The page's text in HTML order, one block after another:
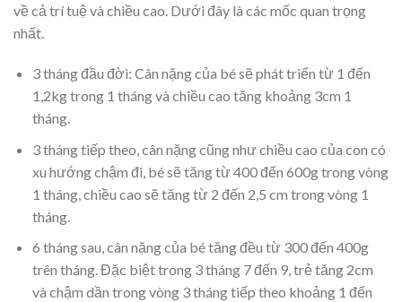
về cả trí tuệ và chiều cao. Dưới đây là các mốc quan trọng
nhất.
3 tháng đầu đời: Cân nặng của bé sẽ phát triển từ 1 đến
1,2kg trong 1 tháng và chiều cao tăng khoảng 3cm 1
tháng.
3 tháng tiếp theo, cân nặng cũng như chiều cao của con có
xu hướng chậm đi, bé sẽ tăng từ 400 đến 600g trong vòng
1 tháng, chiều cao sẽ tăng từ 2 đến 2,5 cm trong vòng 1
tháng.
6 tháng sau, cân nặng của bé tăng đều từ 300 đến 400g
trên tháng. Đặc biệt trong 3 tháng 7 đến 9, trẻ tăng 2cm
và chậm dần trong vòng 3 tháng tiếp theo khoảng 1 đến